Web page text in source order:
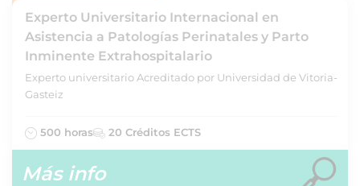
Experto Universitario Internacional en
Asistencia a Patologías Perinatales y Parto
Inminente Extrahospitalario
Experto universitario Acreditado por Universidad de Vitoria-
Gasteiz
500 horas 20 Créditos ECTS
Más info